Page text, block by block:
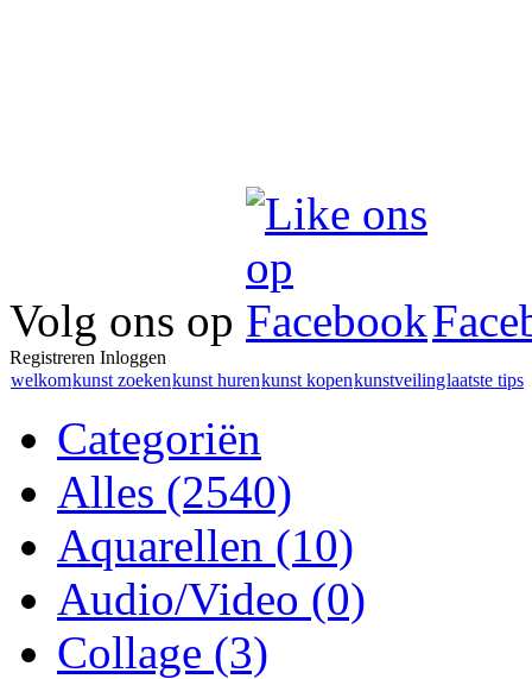
Volg ons op
Registreren Inloggen
welkomkunst zoekenkunst hurenkunst kopenkunstveilinglaatste tips
Categoriën
Alles (2540)
Aquarellen (10)
Audio/Video (0)
Collage (3)